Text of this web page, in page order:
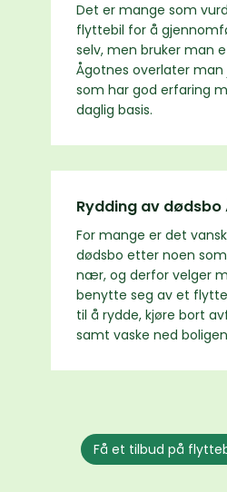
Det er mange som
flyttebil for å
selv, men bruker man
Ågotnes overlater
som har god erfaring
daglig basis.
Rydding av dødsbo
For mange er det
dødsbo etter noen
nær, og derfor velger
benytte seg av et
til å rydde, kjøre bort
samt vaske ned
Få et tilbud på